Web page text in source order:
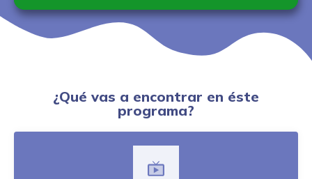
¿Qué vas a encontrar en éste
programa?